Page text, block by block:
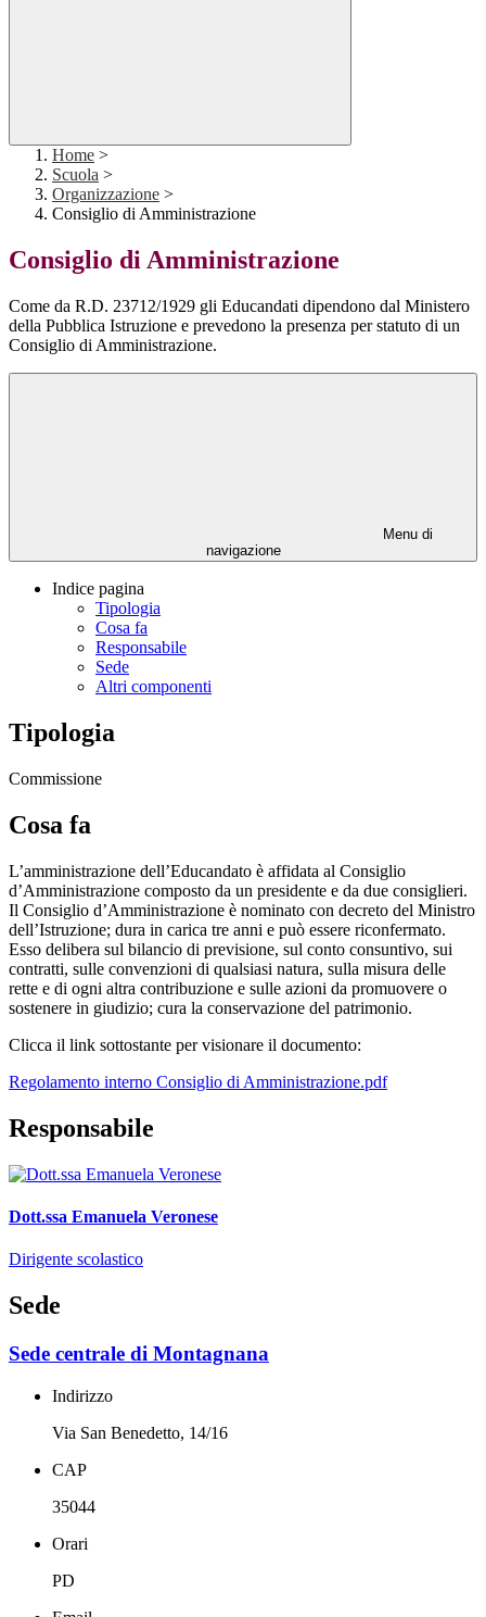
Home >
Scuola >
Organizzazione >
Consiglio di Amministrazione
Consiglio di Amministrazione
Come da R.D. 23712/1929 gli Educandati dipendono dal Ministero
della Pubblica Istruzione e prevedono la presenza per statuto di un
Consiglio di Amministrazione.
Menu di
navigazione
Indice pagina
Tipologia
Cosa fa
Responsabile
Sede
Altri componenti
Tipologia
Commissione
Cosa fa
L’amministrazione dell’Educandato è affidata al Consiglio
d’Amministrazione composto da un presidente e da due consiglieri.
Il Consiglio d’Amministrazione è nominato con decreto del Ministro
dell’Istruzione; dura in carica tre anni e può essere riconfermato.
Esso delibera sul bilancio di previsione, sul conto consuntivo, sui
contratti, sulle convenzioni di qualsiasi natura, sulla misura delle
rette e di ogni altra contribuzione e sulle azioni da promuovere o
sostenere in giudizio; cura la conservazione del patrimonio.
Clicca il link sottostante per visionare il documento:
Regolamento interno Consiglio di Amministrazione.pdf
Responsabile
Dott.ssa Emanuela Veronese
Dirigente scolastico
Sede
Sede centrale di Montagnana
Indirizzo
Via San Benedetto, 14/16
CAP
35044
Orari
PD